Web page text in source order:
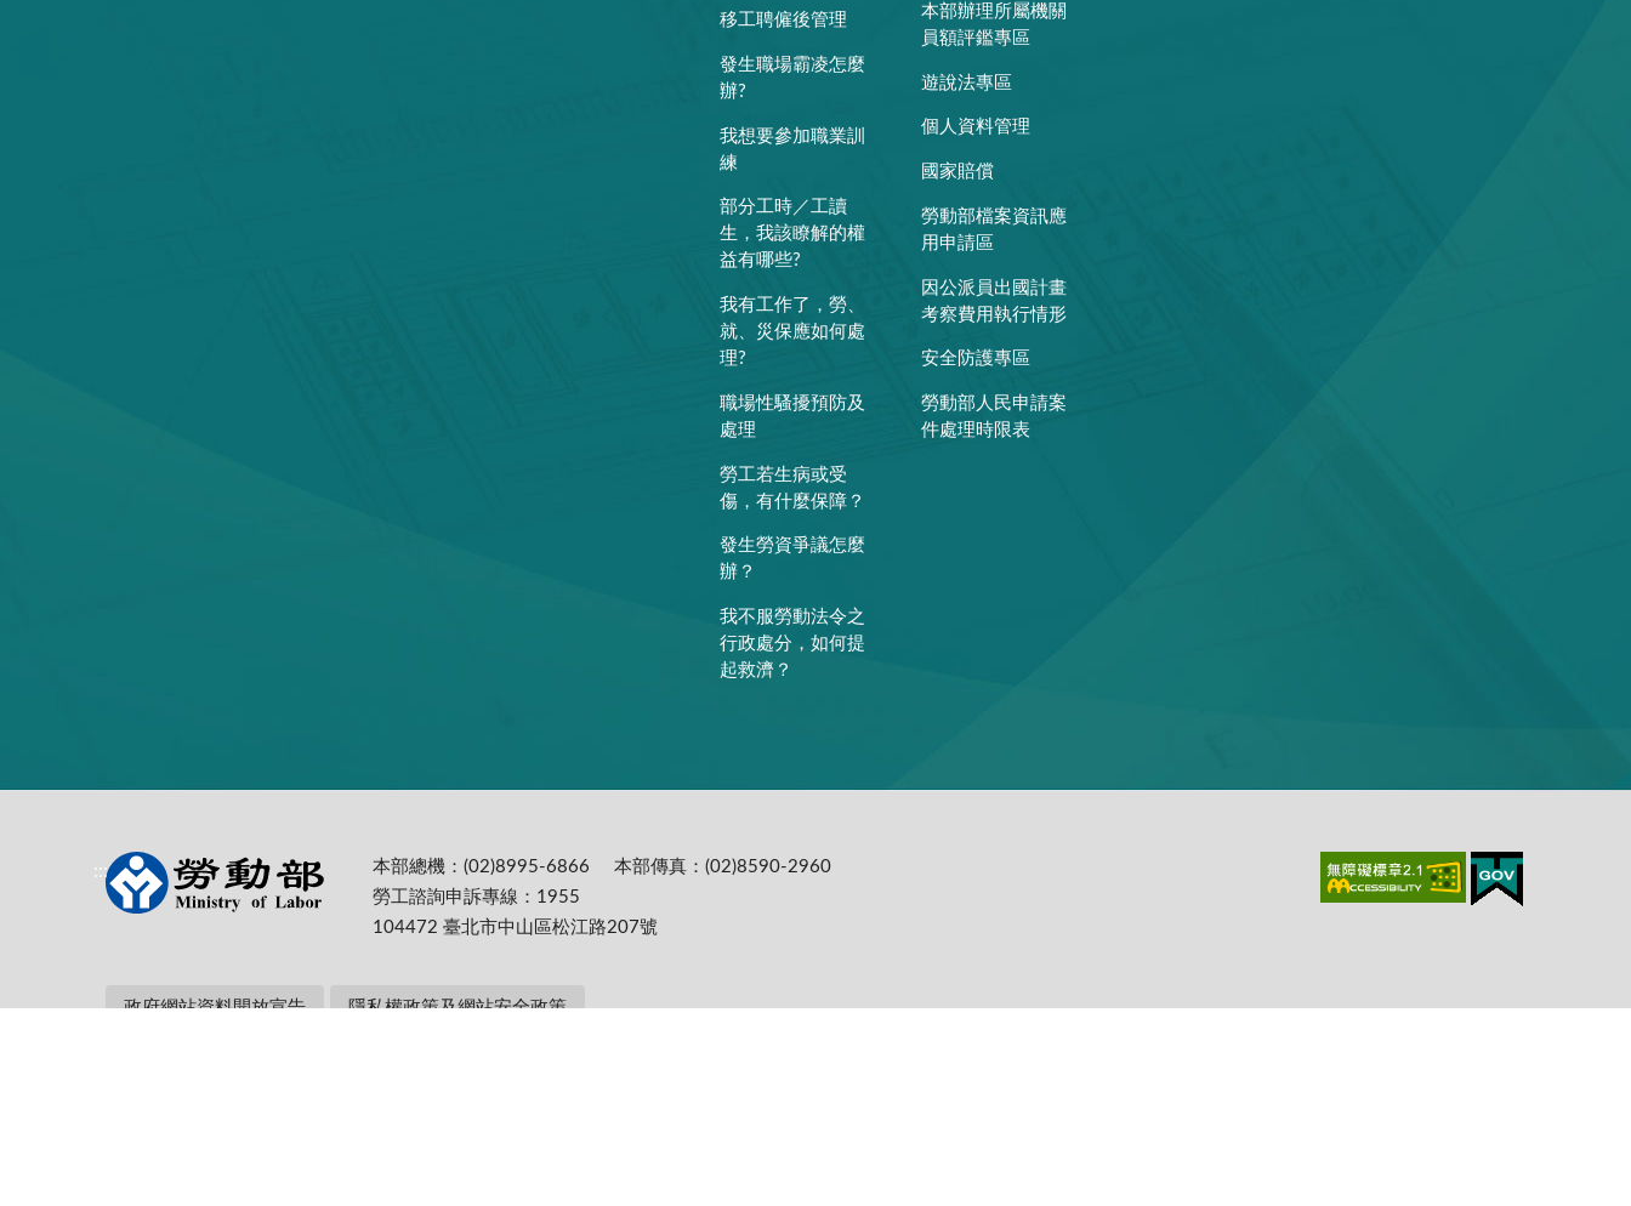
移工聘僱後管理
發生職場霸凌怎麼
辦?
我想要參加職業訓
練
部分工時／工讀
生，我該瞭解的權
益有哪些?
我有工作了，勞、
就、災保應如何處
理?
職場性騷擾預防及
處理
勞工若生病或受
傷，有什麼保障？
發生勞資爭議怎麼
辦？
我不服勞動法令之
行政處分，如何提
起救濟？
本部辦理所屬機關
員額評鑑專區
遊說法專區
個人資料管理
國家賠償
勞動部檔案資訊應
用申請區
因公派員出國計畫
考察費用執行情形
安全防護專區
勞動部人民申請案
件處理時限表
::: 本部總機：(02)8995-6866
本部傳真：(02)8590-2960
勞工諮詢申訴專線：1955
104472 臺北市中山區松江路207號
政府網站資料開放宣告 隱私權政策及網站安全政策